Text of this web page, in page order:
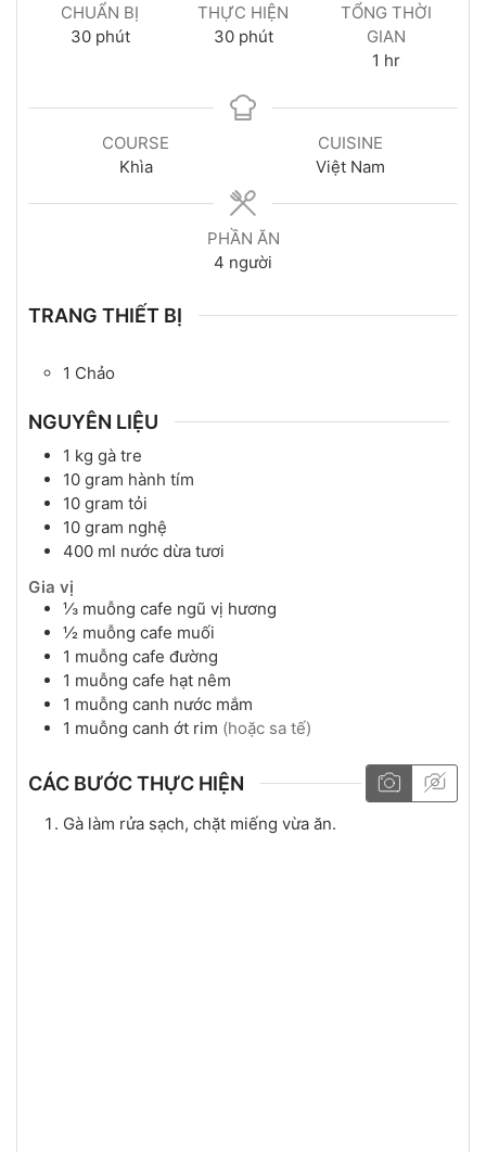
CHUẨN BỊ
30 phút
THỰC HIỆN
30 phút
TỔNG THỜI
GIAN
1 hr
COURSE
Khìa
CUISINE
Việt Nam
PHẦN ĂN
4 người
TRANG THIẾT BỊ
1 Chảo
NGUYÊN LIỆU
1 kg gà tre
10 gram hành tím
10 gram tỏi
10 gram nghệ
400 ml nước dừa tươi
Gia vị
⅓ muỗng cafe ngũ vị hương
½ muỗng cafe muối
1 muỗng cafe đường
1 muỗng cafe hạt nêm
1 muỗng canh nước mắm
1 muỗng canh ớt rim (hoặc sa tế)
CÁC BƯỚC THỰC HIỆN
Gà làm rửa sạch, chặt miếng vừa ăn.